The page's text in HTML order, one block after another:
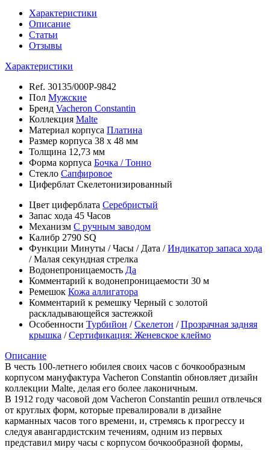
Характеристики
Описание
Статьи
Отзывы
Характеристики
Ref. 30135/000P-9842
Пол Мужские
Бренд Vacheron Constantin
Коллекция Malte
Материал корпуса Платина
Размер корпуса 38 х 48 мм
Толщина 12,73 мм
Форма корпуса Бочка / Тонно
Стекло Сапфировое
Циферблат Скелетонизированный
Цвет циферблата Серебристый
Запас хода 45 Часов
Механизм С ручным заводом
Калибр 2790 SQ
Функции Минуты /Часы / Дата /Индикатор запаса хода
/Малая секундная стрелка
Водонепроницаемость Да
Комментарий к водонепроницаемости 30 м
Ремешок Кожа аллигатора
Комментарий к ремешку Черный с золотой
раскладывающейся застежкой
Особенности Турбийон /Скелетон /Прозрачная задняя
крышка /Сертификация: Женевское клеймо
Описание
В честь 100-летнего юбилея своих часов с бочкообразным
корпусом мануфактура Vacheron Constantin обновляет дизайн
коллекции Malte, делая его более лаконичным.
В 1912 году часовой дом Vacheron Constantin решил отвлечься
от круглых форм, которые превалировали в дизайне
карманных часов того времени, и, стремясь к прогрессу и
следуя авангардистским течениям, одним из первых
представил миру часы с корпусом бочкообразной формы,